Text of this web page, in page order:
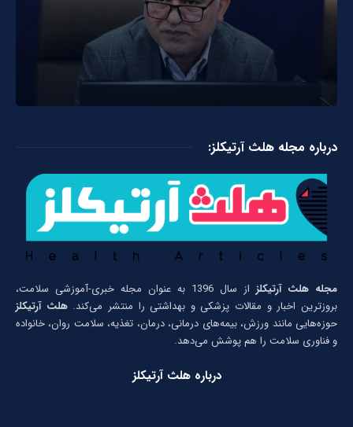
درباره مجله هلث آرتیکلز:
مجله هلث آرتیکلز
از سال 1396 به عنوان مجله خبری-آموزشی سلامت،
بروزترین اخبار و مقالات پزشکی و بهداشتی را منتشر می‌کند.هلث آرتیکلز
حوزه‌هایی مانند ورزش، بیمه‌های درمانی، درمان، تغذیه، سلامت روان، خانواده
و فناوری سلامت را هم پوشش می‌دهد.
درباره هلث آرتیکلز